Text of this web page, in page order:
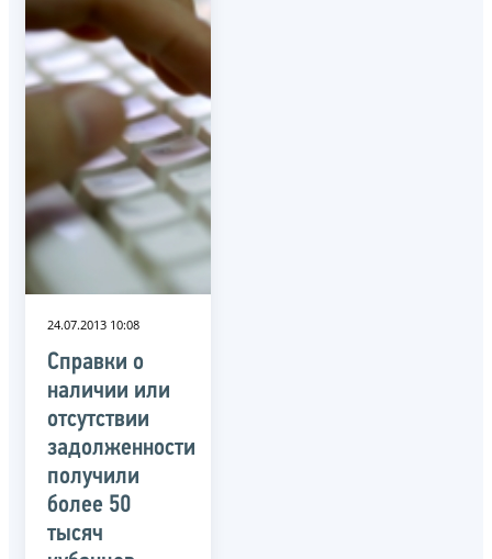
24.07.2013 10:08
Справки о
наличии или
отсутствии
задолженности
получили
более 50
тысяч